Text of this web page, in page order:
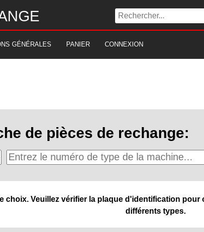
GÉNÉRALES PANIER CONNEXION
de pièces de rechange:
choix. Veuillez vérifier la plaque d'identification
différents types.